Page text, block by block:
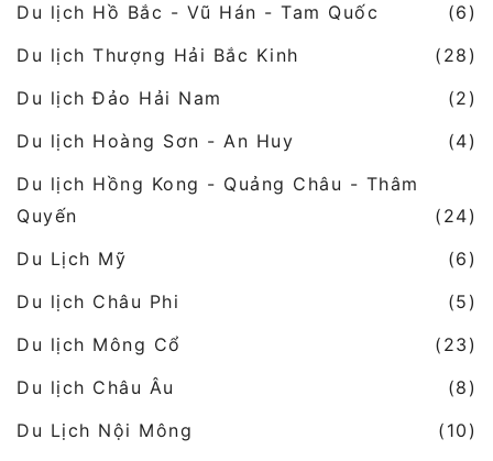
Du lịch Hồ Bắc - Vũ Hán - Tam Quốc
(6)
Du lịch Thượng Hải Bắc Kinh
(28)
Du lịch Đảo Hải Nam
(2)
Du lịch Hoàng Sơn - An Huy
(4)
Du lịch Hồng Kong - Quảng Châu - Thâm
Quyến
(24)
Du Lịch Mỹ
(6)
Du lịch Châu Phi
(5)
Du lịch Mông Cổ
(23)
Du lịch Châu Âu
(8)
Du Lịch Nội Mông
(10)